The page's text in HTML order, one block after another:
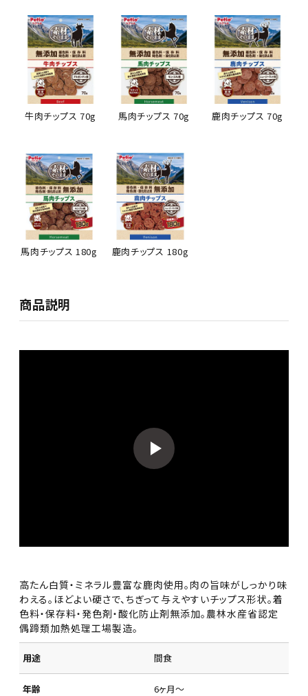
牛肉チップス 70g 馬肉チップス 70g 鹿肉チップス 70g
馬肉チップス 180g 鹿肉チップス 180g
商品説明
高たん白質・ミネラル豊富な鹿肉使用。肉の旨味がしっかり味
わえる。ほどよい硬さで、ちぎって与えやすいチップス形状。着
色料・保存料・発色剤・酸化防止剤無添加。農林水産省認定
偶蹄類加熱処理工場製造。
用途 間食
年齢 6ヶ月～